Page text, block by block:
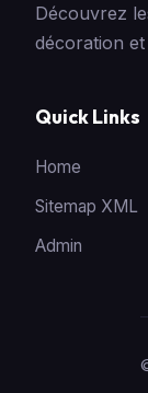
Découvrez
décoration
Quick Links
Home
Sitemap XML
Admin